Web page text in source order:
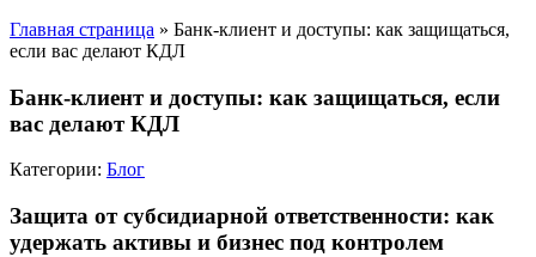
Главная страница » Банк-клиент и доступы: как защищаться,
если вас делают КДЛ
Банк-клиент и доступы: как защищаться, если
вас делают КДЛ
Категории: Блог
Защита от субсидиарной ответственности: как
удержать активы и бизнес под контролем